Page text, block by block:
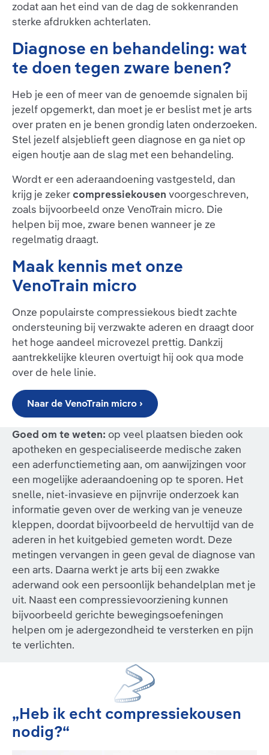
zodat aan het eind van de dag de sokkenranden
sterke afdrukken achterlaten.
Diagnose en behandeling: wat
te doen tegen zware benen?
Heb je een of meer van de genoemde signalen bij
jezelf opgemerkt, dan moet je er beslist met je arts
over praten en je benen grondig laten onderzoeken.
Stel jezelf alsjeblieft geen diagnose en ga niet op
eigen houtje aan de slag met een behandeling.
Wordt er een aderaandoening vastgesteld, dan
krijg je zekercompressiekousen voorgeschreven,
zoals bijvoorbeeld onze VenoTrain micro. Die
helpen bij moe, zware benen wanneer je ze
regelmatig draagt.
Maak kennis met onze
VenoTrain micro
Onze populairste compressiekous biedt zachte
ondersteuning bij verzwakte aderen en draagt door
het hoge aandeel microvezel prettig. Dankzij
aantrekkelijke kleuren overtuigt hij ook qua mode
over de hele linie.
Naar de VenoTrain micro ›
Goed om te weten: op veel plaatsen bieden ook
apotheken en gespecialiseerde medische zaken
een aderfunctiemeting aan, om aanwijzingen voor
een mogelijke aderaandoening op te sporen. Het
snelle, niet-invasieve en pijnvrije onderzoek kan
informatie geven over de werking van je veneuze
kleppen, doordat bijvoorbeeld de hervultijd van de
aderen in het kuitgebied gemeten wordt. Deze
metingen vervangen in geen geval de diagnose van
een arts. Daarna werkt je arts bij een zwakke
aderwand ook een persoonlijk behandelplan met je
uit. Naast een compressievoorziening kunnen
bijvoorbeeld gerichte bewegingsoefeningen
helpen om je adergezondheid te versterken en pijn
te verlichten.
„Heb ik echt compressiekousen
nodig?“